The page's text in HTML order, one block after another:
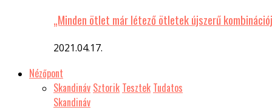
„Minden ötlet már létező ötletek újszerű
2021.04.17.
Nézőpont
Skandináv Sztorik Tesztek Tudatos
Skandináv